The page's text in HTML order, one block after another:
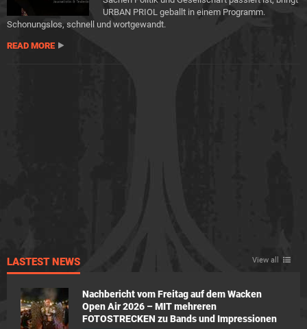
URBAN PRIOL geballt in einem Programm.
Schonungslos, schnell und wortgewandt.
READ MORE
LASTEST NEWS View all
Nachbericht vom Freitag auf dem Wacken
Open Air 2026 – MIT mehreren
FOTOSTRECKEN zu Bands und Impressionen